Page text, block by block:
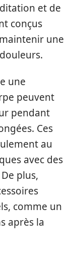
et de
conçus
une
une
peuvent
pendant
Ces
au
avec des
plus,
comme un
après la